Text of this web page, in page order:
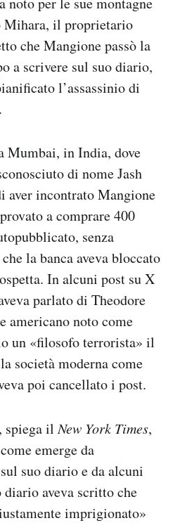
Mihara, il proprietario
che Mangione passò la
a scrivere sul suo diario,
l’assassinio di
Mumbai, in India, dove
di nome Jash
aver incontrato Mangione
a comprare 400
senza
la banca aveva bloccato
In alcuni post su X
parlato di Theodore
americano noto come
un «filosofo terrorista» il
società moderna come
poi cancellato i post.
spiega ilNew York Times,
emerge da
suo diario e da alcuni
aveva scritto che
imprigionato»